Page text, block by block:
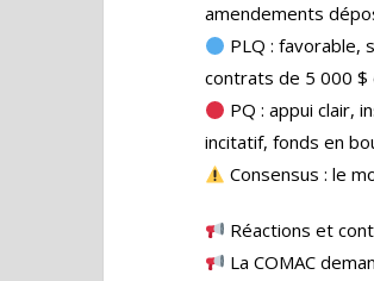
amendements
PLQ : favorable,
contrats de 5 000 $
PQ : appui clair,
incitatif, fonds en
Consensus : le
Réactions et
La COMAC